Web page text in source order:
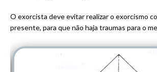
O exorcista deve evitar realizar o exorcismo
presente, para que não haja traumas para o